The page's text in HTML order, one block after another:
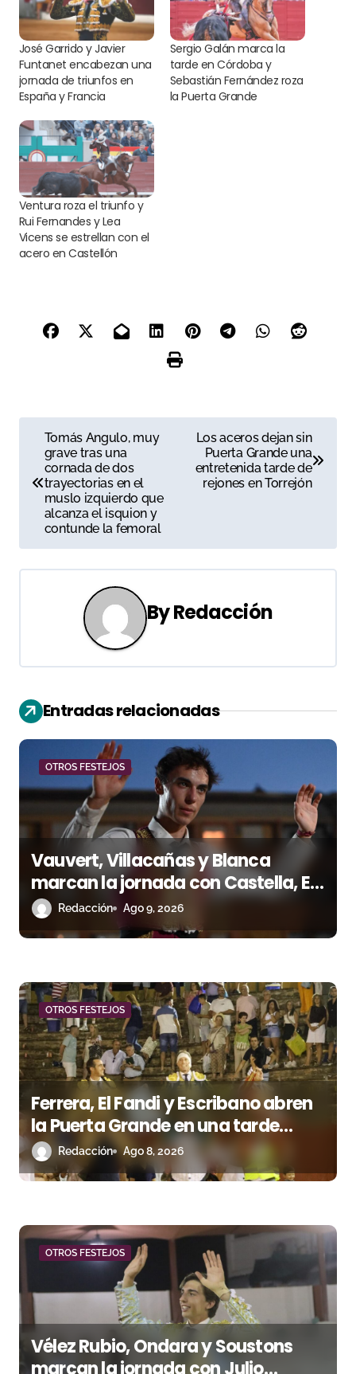
José Garrido y Javier
Funtanet encabezan una
jornada de triunfos en
España y Francia
Sergio Galán marca la
tarde en Córdoba y
Sebastián Fernández roza
la Puerta Grande
Ventura roza el triunfo y
Rui Fernandes y Lea
Vicens se estrellan con el
acero en Castellón
g
i
ó
n
e
e
n
r
d
a
s
Tomás Angulo, muy
grave tras una
cornada de dos
trayectorias en el
muslo izquierdo que
alcanza el isquion y
contunde la femoral
Los aceros dejan sin
Puerta Grande una
entretenida tarde de
rejones en Torrejón
ByRedacción
Entradas relacionadas
OTROS FESTEJOS
Vauvert, Villacañas y Blanca
marcan la jornada con Castella, El
Rafi y Tomás González como
protagonistas
Redacción Ago 9, 2026
OTROS FESTEJOS
Ferrera, El Fandi y Escribano abren
la Puerta Grande en una tarde
triunfal en Azuaga
Redacción Ago 8, 2026
OTROS FESTEJOS
Vélez Rubio, Ondara y Soustons
marcan la jornada con Julio